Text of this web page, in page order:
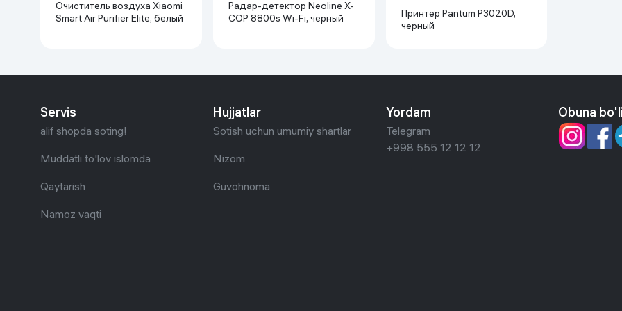
Очиститель воздуха Xiaomi
Smart Air Purifier Elite, белый
Радар-детектор Neoline X-
COP 8800s Wi-Fi, черный
черный
Servis
alif shopda soting!
Muddatli to'lov islomda
Qaytarish
Namoz vaqti
Hujjatlar
Sotish uchun umumiy shartlar
Nizom
Guvohnoma
Yordam
Telegram
+998 555 12 12 12
Obuna